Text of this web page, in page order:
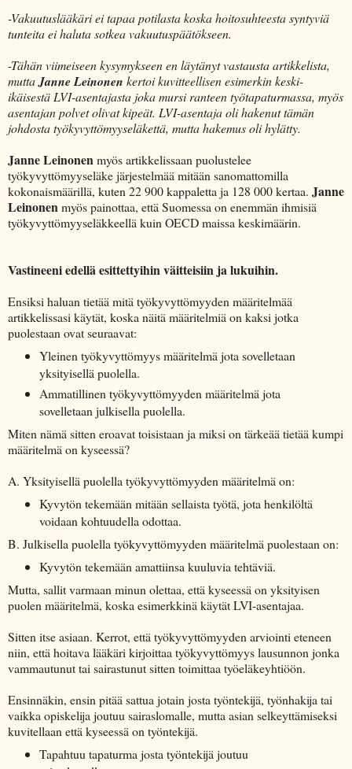
-Vakuutuslääkäri ei tapaa potilasta koska hoitosuhteesta syntyviä
tunteita ei haluta sotkea vakuutuspäätökseen.
-Tähän viimeiseen kysymykseen en läytänyt vastausta artikkelista,
muttaJanne Leinonen kertoi kuvitteellisen esimerkin keski-
ikäisestä LVI-asentajasta joka mursi ranteen työtapaturmassa, myös
asentajan polvet olivat kipeät. LVI-asentaja oli hakenut tämän
johdosta työkyvyttömyyseläkettä, mutta hakemus oli hylätty.
Janne Leinonenmyös artikkelissaan puolustelee
työkyvyttömyyseläke järjestelmää mitään sanomattomilla
kokonaismäärillä, kuten 22 900 kappaletta ja 128 000 kertaa. Janne
Leinonenmyös painottaa, että Suomessa on enemmän ihmisiä
työkyvyttömyyseläkkeellä kuin OECD maissa keskimäärin.
Vastineeni edellä esittettyihin väitteisiin ja lukuihin.
Ensiksi haluan tietää mitä työkyvyttömyyden määritelmää
artikkelissasi käytät, koska näitä määritelmiä on kaksi jotka
puolestaan ovat seuraavat:
Yleinen työkyvyttömyys määritelmä jota sovelletaan
yksityisellä puolella.
Ammatillinen työkyvyttömyyden määritelmä jota
sovelletaan julkisella puolella.
Miten nämä sitten eroavat toisistaan ja miksi on tärkeää tietää kumpi
määritelmä on kyseessä?
A. Yksityisellä puolella työkyvyttömyyden määritelmä on:
Kyvytön tekemään mitään sellaista työtä, jota henkilöltä
voidaan kohtuudella odottaa.
B. Julkisella puolella työkyvyttömyyden määritelmä puolestaan on:
Kyvytön tekemään amattiinsa kuuluvia tehtäviä.
Mutta, sallit varmaan minun olettaa, että kyseessä on yksityisen
puolen määritelmä, koska esimerkkinä käytät LVI-asentajaa.
Sitten itse asiaan. Kerrot, että työkyvyttömyyden arviointi eteneen
niin, että hoitava lääkäri kirjoittaa työkyvyttömyys lausunnon jonka
vammautunut tai sairastunut sitten toimittaa työeläkeyhtiöön.
Ensinnäkin, ensin pitää sattua jotain josta työntekijä, työnhakija tai
vaikka opiskelija joutuu sairaslomalle, mutta asian selkeyttämiseksi
kuvitellaan että kyseessä on työntekijä.
Tapahtuu tapaturma josta työntekijä joutuu